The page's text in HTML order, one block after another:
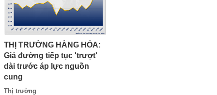
THỊ TRƯỜNG HÀNG HÓA:
Giá đường tiếp tục 'trượt'
dài trước áp lực nguồn
cung
Thị trường